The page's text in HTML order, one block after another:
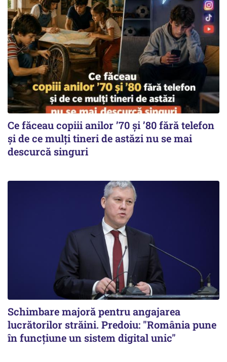
Ce făceau copiii anilor ’70 și ’80 fără telefon
și de ce mulți tineri de astăzi nu se mai
descurcă singuri
Schimbare majoră pentru angajarea
lucrătorilor străini. Predoiu: "România pune
în funcțiune un sistem digital unic"